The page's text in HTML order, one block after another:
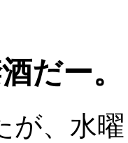
だー。
が、水